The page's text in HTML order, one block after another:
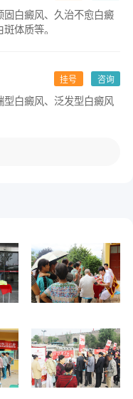
白癜风、久治不愈白癜
体质等。
咨询
挂号
白癜风、泛发型白癜风